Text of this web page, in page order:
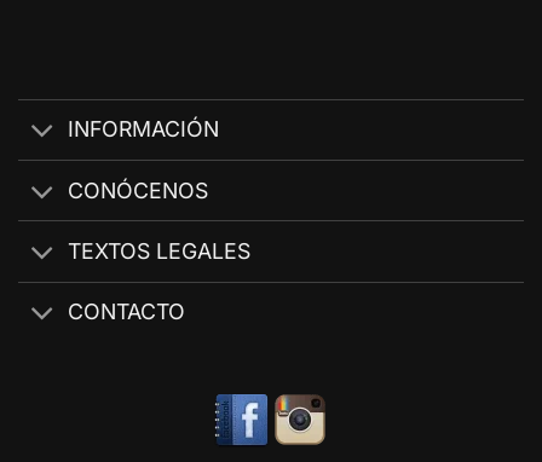
INFORMACIÓN
CONÓCENOS
TEXTOS LEGALES
CONTACTO